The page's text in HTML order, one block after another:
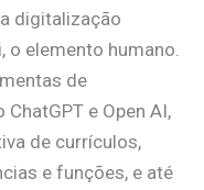
digitalização
elemento humano.
de
e Open AI,
de currículos,
e funções, e até